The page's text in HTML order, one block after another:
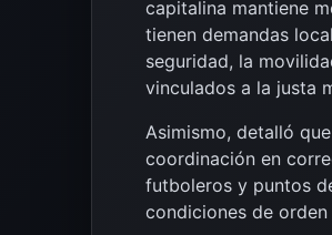
capitalina mantiene
tienen demandas
seguridad, la
vinculados a la justa
Asimismo, detalló
coordinación en
futboleros y puntos
condiciones de